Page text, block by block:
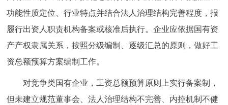
功能性质定位、行业特点并结合法人治理结构完善程度，报
履行出资人职责机构备案或核准后执行。企业应依据国有资
产产权隶属关系，按照分级编制、逐级汇总的原则，做好工
资总额预算方案编制工作。
对竞争类国有企业，工资总额预算原则上实行备案制，
但未建立规范董事会、法人治理结构不完善、内控机制不健